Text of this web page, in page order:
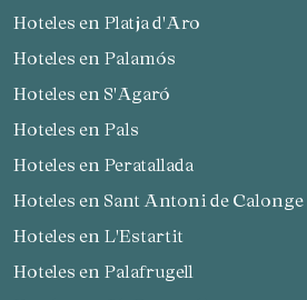
Hoteles en Platja d'Aro
Hoteles en Palamós
Hoteles en S'Agaró
Hoteles en Pals
Hoteles en Peratallada
Hoteles en Sant Antoni de Calonge
Hoteles en L'Estartit
Hoteles en Palafrugell